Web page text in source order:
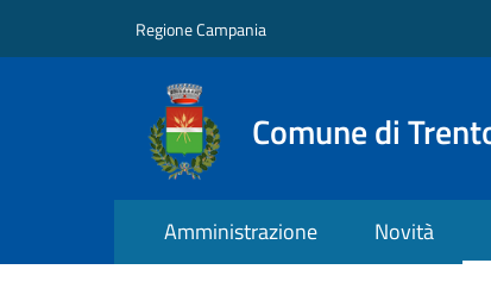
Regione Campania
Comune di
Amministrazione Novità